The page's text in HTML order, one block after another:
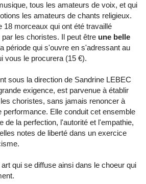
tous les amateurs de voix, et qui
les amateurs de chants religieux.
18 morceaux qui ont été travaillé
les choristes. Il peut être une belle
période qui s'ouvre en s'adressant au
vous le procurera (15 €).
sous la direction de Sandrine LEBEC
exigence, est parvenue à établir
choristes, sans jamais renoncer à
performance. Elle conduit cet ensemble
de la perfection, l'autorité et l'empathie,
notes de liberté dans un exercice
qui se diffuse ainsi dans le choeur qui